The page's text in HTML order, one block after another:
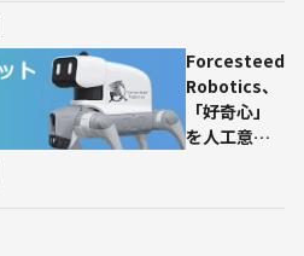
Forcesteed
Robotics、
「好奇心」
を人工意識